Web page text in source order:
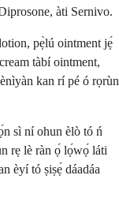
àti Sernivo.
pẹ̀lú ointment jẹ́
tàbí ointment,
kan rí pé ó rọrùn
sì ní ohun èlò tó ń
rẹ lè ràn ọ́ lọ́wọ́ láti
èyí tó ṣiṣẹ́ dáadáa